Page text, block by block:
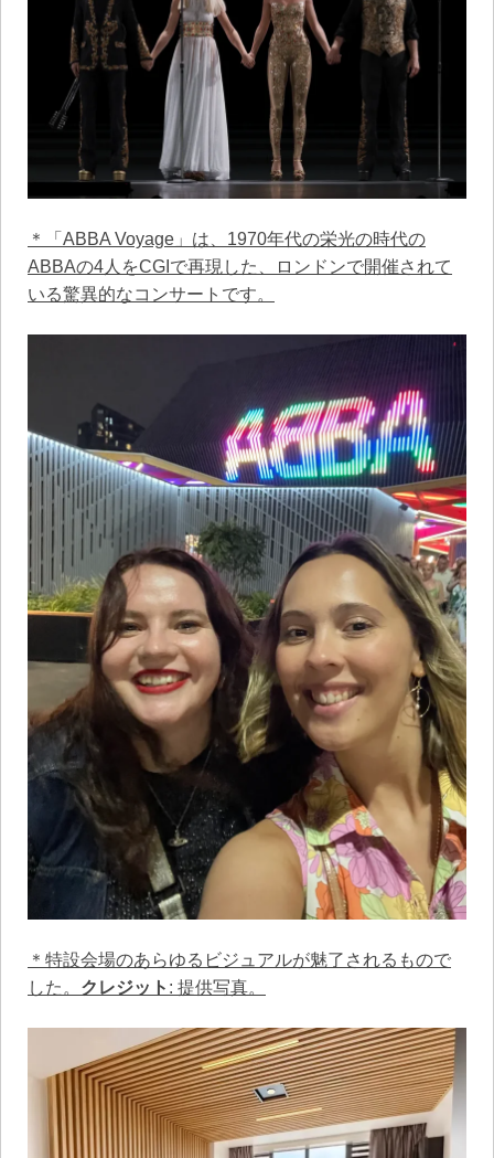
＊「ABBA Voyage」は、1970年代の栄光の時代の
ABBAの4人をCGIで再現した、ロンドンで開催されて
いる驚異的なコンサートです。
＊特設会場のあらゆるビジュアルが魅了されるもので
した。 クレジット : 提供写真。